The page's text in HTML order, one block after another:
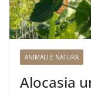
ANIMALI E NATURA
Alocasia